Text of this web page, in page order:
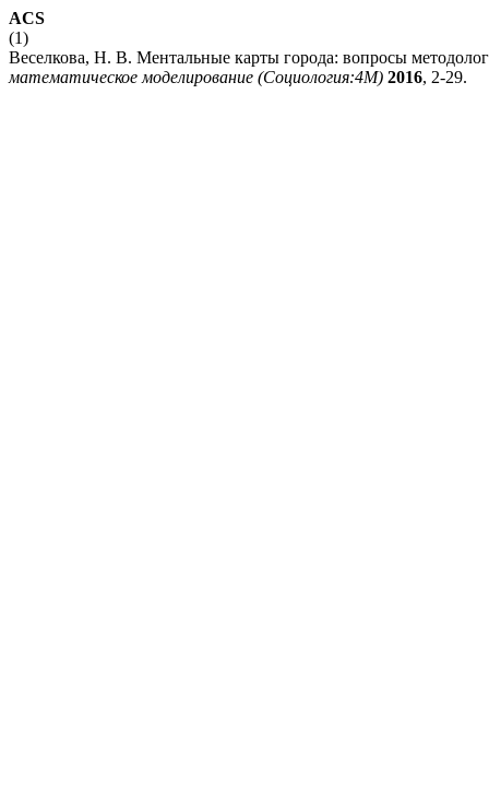
ACS
(1)
Веселкова, Н. В. Ментальные карты города: вопросы
математическое моделирование (Социология:4М) 2016, 2-29.